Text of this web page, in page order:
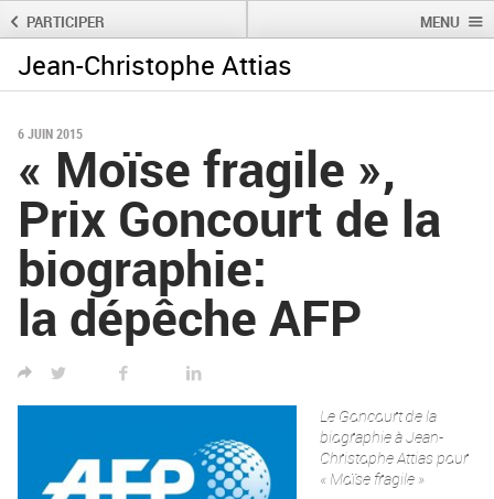
PARTICIPER MENU
Jean-Christophe Attias
6 JUIN 2015
« Moïse fragile »,
Prix Goncourt de la
biographie:
la dépêche AFP
Le Goncourt de la
biographie à Jean-
Christophe Attias pour
« Moïse fragile »
Rechercher : Rechercher